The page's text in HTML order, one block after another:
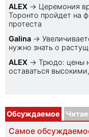
ALEX → Церемония
Торонто пройдет на
протеста
Galina →
нужно знать о
ALEX → Трюдо: цены
оставаться
Обсуждаемое
Самое